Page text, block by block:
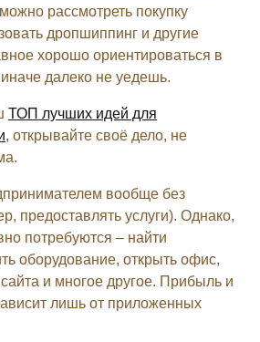
рассмотреть покупку
дропшиппинг и другие
хорошо ориентироваться в
далеко не уедешь.
ТОП лучших идей для
, открывайте своё дело, не
вообще без
предоставлять услуги). Однако,
потребуются – найти
оборудование, открыть офис,
и многое другое. Прибыль и
лишь от приложенных